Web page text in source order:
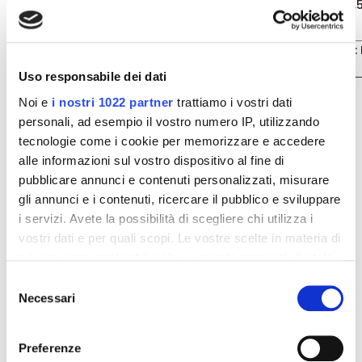
Uso responsabile dei dati
Noi e i nostri 1022 partner trattiamo i vostri dati
personali, ad esempio il vostro numero IP, utilizzando
tecnologie come i cookie per memorizzare e accedere
alle informazioni sul vostro dispositivo al fine di
pubblicare annunci e contenuti personalizzati, misurare
gli annunci e i contenuti, ricercare il pubblico e sviluppare
i servizi. Avete la possibilità di scegliere chi utilizza i
vostri dati e per quali scopi. Le vostre scelte in materia di
modificare o revocare il proprio consenso in qualsiasi
momento dalla Dichiarazione sui cookie o facendo clic
delNecessari
Preferenze
(olio di palma idrogenato, butirrato di sodio, agente
di carica: E 516, aromi, agente di rivestimento: E 477)
Altri ingredienti: capsula vegetale (agente di rivestimento:
Caratteristiche nutrizionali
3 capsule
Valore energetico
572 kcal
2368 kJ
10 kcal
42 kJ
Proteine
15,1 g
0,27 g
Carboidrati
14,3 g
0,26 g
Grassi
50,5 g 0,9 g
Formato:
Confezione da 15 capsule.
Dettagli del prodotto
Recensioni